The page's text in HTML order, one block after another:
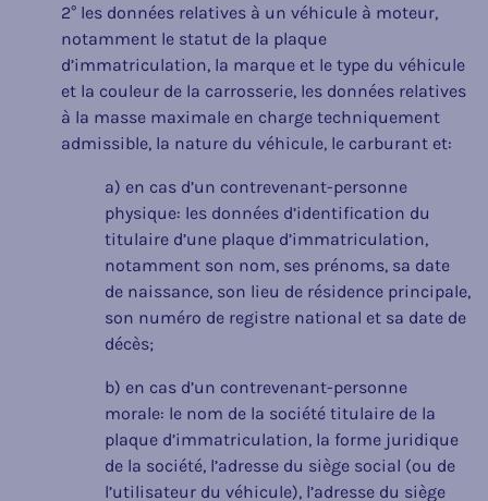
2° les données relatives à un véhicule à moteur,
notamment le statut de la plaque
d’immatriculation, la marque et le type du véhicule
et la couleur de la carrosserie, les données relatives
à la masse maximale en charge techniquement
admissible, la nature du véhicule, le carburant et:
a) en cas d’un contrevenant-personne
physique: les données d’identification du
titulaire d’une plaque d’immatriculation,
notamment son nom, ses prénoms, sa date
de naissance, son lieu de résidence principale,
son numéro de registre national et sa date de
décès;
b) en cas d’un contrevenant-personne
morale: le nom de la société titulaire de la
plaque d’immatriculation, la forme juridique
de la société, l’adresse du siège social (ou de
l’utilisateur du véhicule), l’adresse du siège